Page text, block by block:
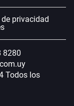
privacidad
8280
Todos los